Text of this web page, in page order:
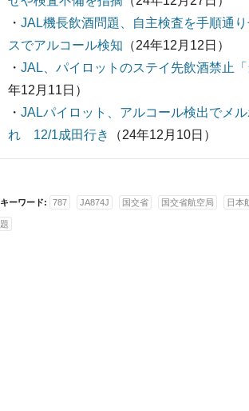
・ JAL機長飲酒問題、自主検査を手順通
スでアルコール検知 （24年12月12日）
・ JAL、パイロットのステイ先飲酒禁止「
年12月11日）
・ JALパイロット、アルコール検出でメ
れ 12/1成田行き
（24年12月10日）
キーワード: 787 JA874J 国交省 国交省航空局 日本
題